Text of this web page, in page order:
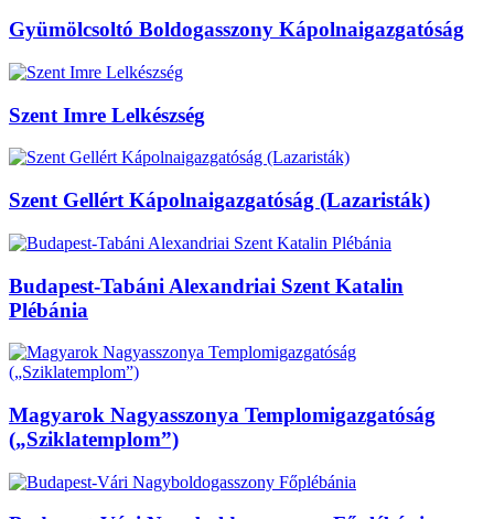
Gyümölcsoltó Boldogasszony Kápolnaigazgatóság
Szent Imre Lelkészség
Szent Gellért Kápolnaigazgatóság (Lazaristák)
Budapest-Tabáni Alexandriai Szent Katalin
Plébánia
Magyarok Nagyasszonya Templomigazgatóság
(„Sziklatemplom”)